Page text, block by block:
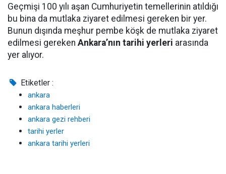
Geçmişi 100 yılı aşan Cumhuriyetin temellerinin atıldığı
bu bina da mutlaka ziyaret edilmesi gereken bir yer.
Bunun dışında meşhur pembe köşk de mutlaka ziyaret
edilmesi gereken Ankara’nın tarihi yerleri arasında
yer alıyor.
Etiketler :
ankara
ankara haberleri
ankara gezi rehberi
tarihi yerler
ankara tarihi yerleri